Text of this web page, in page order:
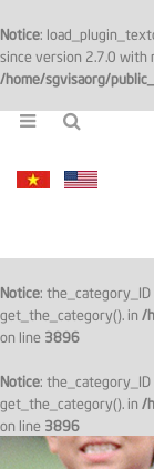
Notice:
since version 2.7.0 with
/home/sgvisaorg/
Notice: the_category_ID
get_the_category(). in /
on line 3896
Notice: the_category_ID
get_the_category(). in /
on line 3896